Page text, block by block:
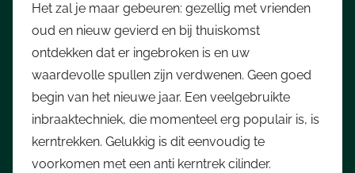
Het zal je maar gebeuren: gezellig met vrienden
oud en nieuw gevierd en bij thuiskomst
ontdekken dat er ingebroken is en uw
waardevolle spullen zijn verdwenen. Geen goed
begin van het nieuwe jaar. Een veelgebruikte
inbraaktechniek, die momenteel erg populair is, is
kerntrekken. Gelukkig is dit eenvoudig te
voorkomen met een anti kerntrek cilinder.